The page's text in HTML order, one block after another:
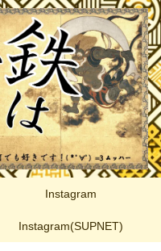
Instagram
Instagram(SUPNET)